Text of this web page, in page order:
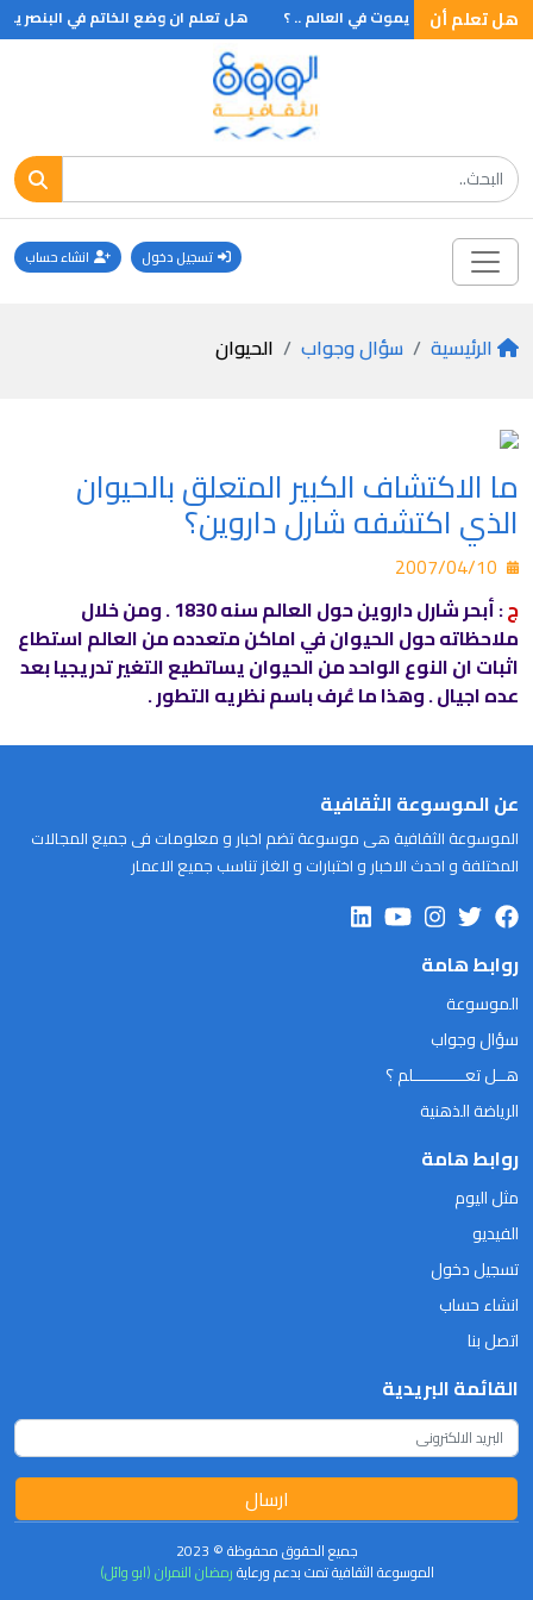
هل تعلم أن
هـل تـعلم أنه يموت في العالم .. ؟ هل تعلم ان وضع الخاتم في البنصر
تسجيل دخول انشاء حساب
الرئيسية سؤال وجواب الحيوان
ما الاكتشاف الكبير المتعلق بالحيوان
الذي اكتشفه شارل داروين؟
ج
: أبحر شارل داروين حول العالم سنه 1830 . ومن خلال
ملاحظاته حول الحيوان في اماكن متعدده من العالم استطاع
اثبات ان النوع الواحد من الحيوان يساتطيع التغير تدريجيا بعد
عده اجيال . وهذا ما عُرف باسم نظريه التطور .
عن الموسوعة الثقافية
الموسوعة الثقافية هى موسوعة تضم اخبار و معلومات فى جميع المجالات
المختلفة و احدث الاخبار و اختبارات و الغاز تناسب جميع الاعمار
روابط هامة
الموسوعة
سؤال وجواب
هــل تعـــــــــــلم ؟
الرياضة الذهنية
روابط هامة
مثل اليوم
الفيديو
تسجيل دخول
انشاء حساب
اتصل بنا
القائمة البريدية
ارسال
جميع الحقوق محفوظة © 2023
الموسوعة الثقافية تمت بدعم ورعايةرمضان النمران (ابو وائل)